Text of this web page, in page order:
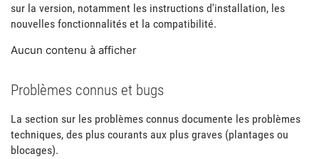
sur la version, notamment les instructions d'installation, les
nouvelles fonctionnalités et la compatibilité.
Aucun contenu à afficher
Problèmes connus et bugs
La section sur les problèmes connus documente les problèmes
techniques, des plus courants aux plus graves (plantages ou
blocages).